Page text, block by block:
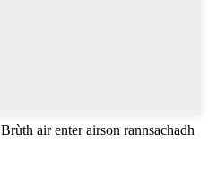
Brùth air enter airson rannsachadh